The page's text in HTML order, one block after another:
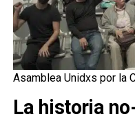
Asamblea Unidxs por la
La historia